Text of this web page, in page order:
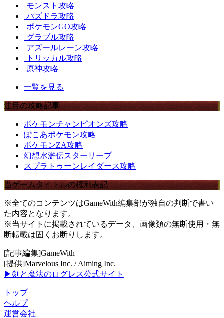
モンスト攻略
パズドラ攻略
ポケモンGO攻略
グラブル攻略
アズールレーン攻略
トリッカル攻略
原神攻略
一覧を見る
注目の攻略記事
ポケモンチャンピオンズ攻略
ぽこあポケモン攻略
ポケモンZA攻略
幻想水滸伝スターリープ
スプラトゥーンレイダース攻略
当ゲームタイトルの権利表記
※全てのコンテンツはGameWith編集部が独自の判断で書い
た内容となります。
※当サイトに掲載されているデータ、画像類の無断使用・無
断転載は固くお断りします。
[記事編集]GameWith
[提供]Marvelous Inc. / Aiming Inc.
▶剣と魔法のログレス公式サイト
トップ
ヘルプ
運営会社